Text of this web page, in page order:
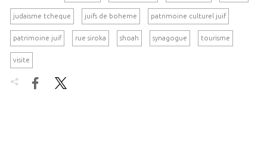
judaisme tcheque juifs de boheme patrimoine culturel juif
patrimoine juif rue siroka shoah synagogue tourisme
visite
 